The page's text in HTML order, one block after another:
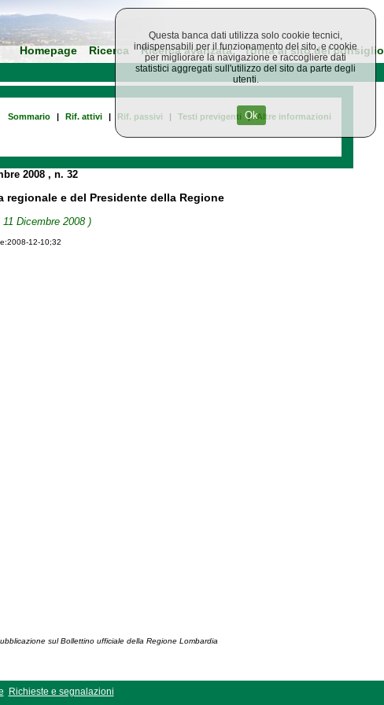
Homepage Ricerca Ricerca avanzata Torna al sito del consiglio
Sommario | Rif. attivi | Rif. passivi | Testi previgenti | Altre informazioni
2008 , n. 32
e del Presidente della Regione
Dicembre 2008 )
12-10;32
sul Bollettino ufficiale della Regione Lombardia
Richieste e segnalazioni
Questa banca dati utilizza solo cookie tecnici,
indispensabili per il funzionamento del sito, e cookie
per migliorare la navigazione e raccogliere dati
statistici aggregati sull'utilizzo del sito da parte degli
utenti.
Ok